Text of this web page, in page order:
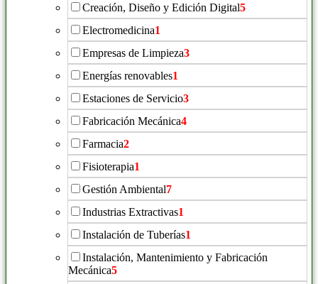
Creación, Diseño y Edición Digital5
Electromedicina1
Empresas de Limpieza3
Energías renovables1
Estaciones de Servicio3
Fabricación Mecánica4
Farmacia2
Fisioterapia1
Gestión Ambiental7
Industrias Extractivas1
Instalación de Tuberías1
Instalación, Mantenimiento y Fabricación
Mecánica5